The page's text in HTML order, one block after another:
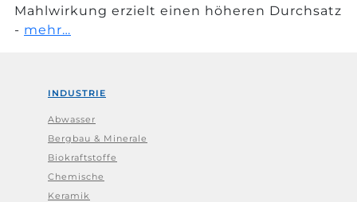
Mahlwirkung erzielt einen höheren Durchsatz
- mehr…
INDUSTRIE
Abwasser
Bergbau & Minerale
Biokraftstoffe
Chemische
Keramik